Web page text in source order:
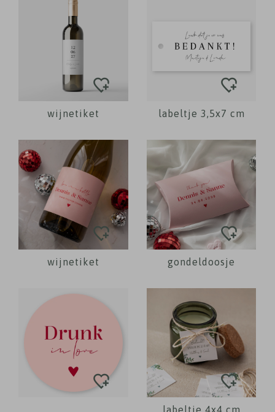
wijnetiket labeltje 3,5x7 cm
wijnetiket gondeldoosje
labeltje 4x4 cm